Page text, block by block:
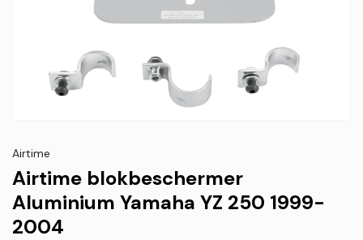
Airtime
Airtime blokbeschermer
Aluminium Yamaha YZ 250 1999-
2004